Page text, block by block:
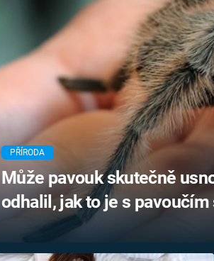
MARIE TEREZIE
BONAPARTE
BRITSKÁ
KRÁLOVSKÁ
RODINA
PŘÍRODA
Může pavouk skutečně
odhalil, jak to je s